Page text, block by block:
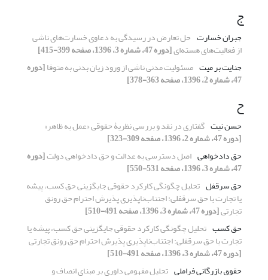
ج
جبران خسارت حل تعارض در رسیدگی به دعاوی خسارت‌های ناشی
از فعالیت‌های هسته‌ای[دوره 47، شماره 3، 1396، صفحه 399-415]
جنایت بر میت مسئولیت مدنی ناشی از ورود زیان بدنی به متوفا[دوره
47، شماره 2، 1396، صفحه 363-378]
ح
حسن نیت گفتاری در نقد و بررسی نظریۀ حقوقی «عمل به ظاهر»
[دوره 47، شماره 2، 1396، صفحه 309-323]
حق دادخواهی اصل دسترسی به عدالت و حق دادخواهی دولت[دوره
47، شماره 3، 1396، صفحه 531-550]
حق سرقفل تحلیل چگونگی کارکرد حقوقی جایگزینی حق کسب، پیشه
یا تجارت با حق سرقفلی: اجتناب‌ناپذیری پذیرش احترام حق رونق
تجارتی[دوره 47، شماره 3، 1396، صفحه 491-510]
حق کسب تحلیل چگونگی کارکرد حقوقی جایگزینی حق کسب، پیشه یا
تجارت با حق سرقفلی: اجتناب‌ناپذیری پذیرش احترام حق رونق تجارتی
[دوره 47، شماره 3، 1396، صفحه 491-510]
حقوق بازرگانی فراملی تحلیل مفهومی داوری بر مبنای انصاف و